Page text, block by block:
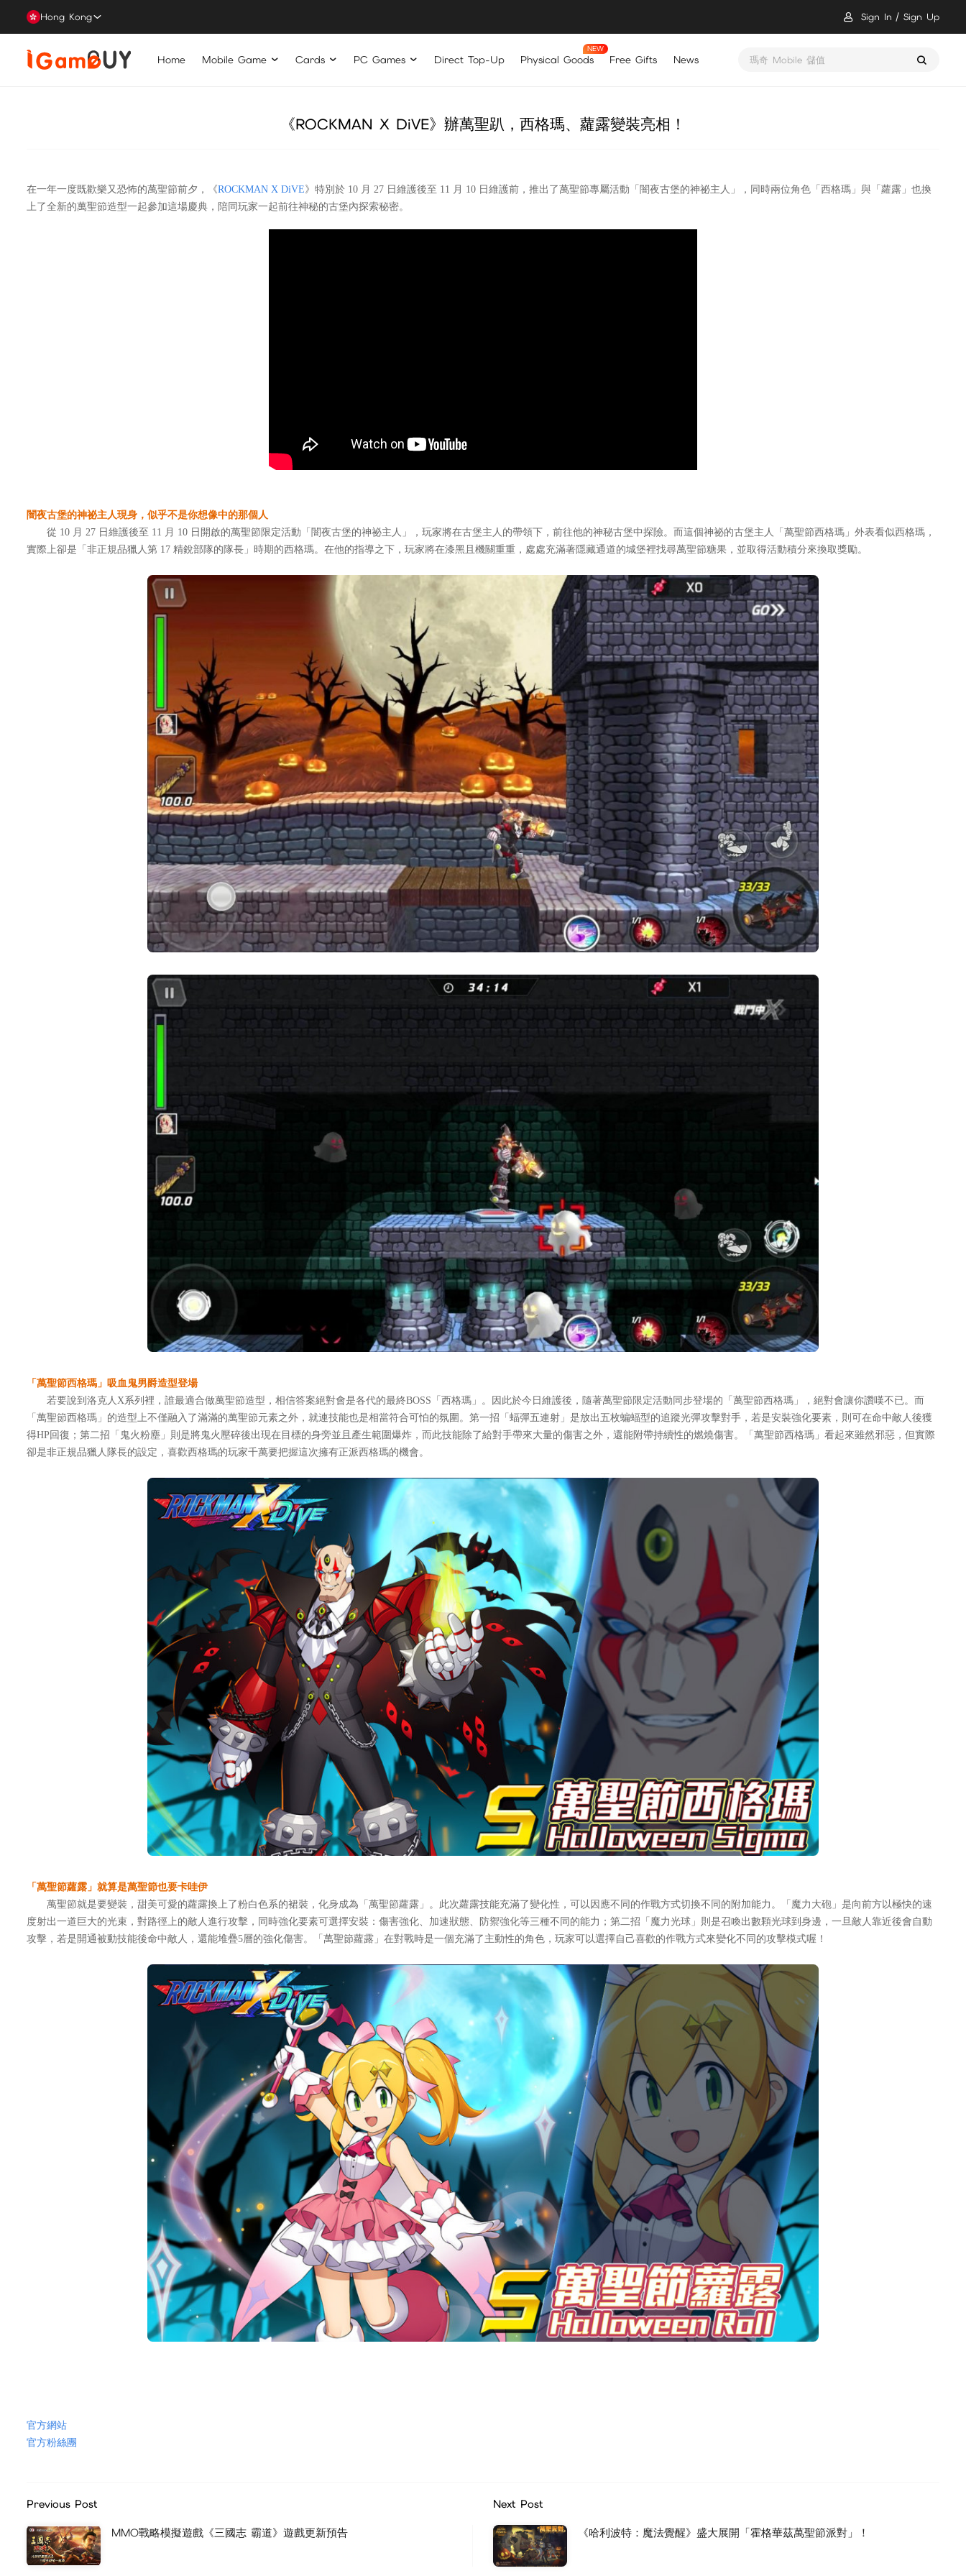
Hong Kong Sign In Sign Up
Home Mobile Game Cards PC Games Direct Top-Up Physical Goods Free Gifts News 醫起救世界 鼠裡逃生 儲值
《ROCKMAN X DiVE》辦萬聖趴，西格瑪、蘿露變裝亮相！
在一年一度既歡樂又恐怖的萬聖節前夕，《ROCKMAN X DiVE》特別於 10 月 27 日維護後至 11 月 10 日維護前，推出了萬聖節專屬活動「闇夜古堡的神祕主人」，同時兩位角色「西格瑪」與「蘿露」也換
上了全新的萬聖節造型一起參加這場慶典，陪同玩家一起前往神秘的古堡內探索秘密。
闇夜古堡的神祕主人現身，似乎不是你想像中的那個人
從 10 月 27 日維護後至 11 月 10 日開啟的萬聖節限定活動「闇夜古堡的神祕主人」，玩家將在古堡主人的帶領下，前往他的神秘古堡中探險。而這個神祕的古堡主人「萬聖節西格瑪」外表看似西格瑪，
實際上卻是「非正規品獵人第 17 精銳部隊的隊長」時期的西格瑪。在他的指導之下，玩家將在漆黑且機關重重，處處充滿著隱藏通道的城堡裡找尋萬聖節糖果，並取得活動積分來換取獎勵。
「萬聖節西格瑪」吸血鬼男爵造型登場
若要說到洛克人X系列裡，誰最適合做萬聖節造型，相信答案絕對會是各代的最終BOSS「西格瑪」。因此於今日維護後，隨著萬聖節限定活動同步登場的「萬聖節西格瑪」，絕對會讓你讚嘆不已。而
「萬聖節西格瑪」的造型上不僅融入了滿滿的萬聖節元素之外，就連技能也是相當符合可怕的氛圍。第一招「蝠彈五連射」是放出五枚蝙蝠型的追蹤光彈攻擊對手，若是安裝強化要素，則可在命中敵人後獲
得HP回復；第二招「鬼火粉塵」則是將鬼火壓碎後出現在目標的身旁並且產生範圍爆炸，而此技能除了給對手帶來大量的傷害之外，還能附帶持續性的燃燒傷害。「萬聖節西格瑪」看起來雖然邪惡，但實際
卻是非正規品獵人隊長的設定，喜歡西格瑪的玩家千萬要把握這次擁有正派西格瑪的機會。
「萬聖節蘿露」就算是萬聖節也要卡哇伊
萬聖節就是要變裝，甜美可愛的蘿露換上了粉白色系的裙裝，化身成為「萬聖節蘿露」。此次蘿露技能充滿了變化性，可以因應不同的作戰方式切換不同的附加能力。「魔力大砲」是向前方以極快的速
度射出一道巨大的光束，對路徑上的敵人進行攻擊，同時強化要素可選擇安裝：傷害強化、加速狀態、防禦強化等三種不同的能力；第二招「魔力光球」則是召喚出數顆光球到身邊，一旦敵人靠近後會自動
攻擊，若是開通被動技能後命中敵人，還能堆疊5層的強化傷害。「萬聖節蘿露」在對戰時是一個充滿了主動性的角色，玩家可以選擇自己喜歡的作戰方式來變化不同的攻擊模式喔！
官方網站
官方粉絲團
Previous Post
MMO戰略模擬遊戲《三國志 霸道》遊戲更新預告
Next Post
《哈利波特：魔法覺醒》盛大展開「霍格華茲萬聖節派對」！